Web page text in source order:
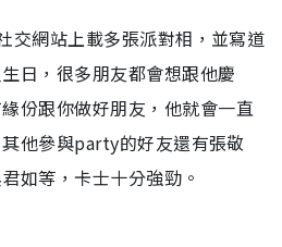
交網站上載多張派對相，並寫道
日，很多朋友都會想跟他慶
份跟你做好朋友，他就會一直
他參與party的好友還有張敬
如等，卡士十分強勁。